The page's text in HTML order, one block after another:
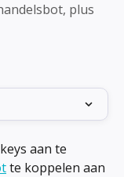
plus
aan te
te koppelen aan